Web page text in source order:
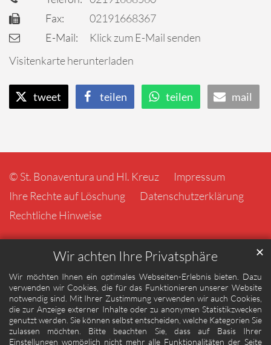
Wir achten Ihre Privatsphäre
Wir möchten Ihnen ein optimales Webseiten-Erlebnis bieten. Dazu
verwenden wir Cookies, die für das Funktionieren unserer Website
notwendig sind. Mit Ihrer Zustimmung verwenden wir auch Cookies,
die zur Anzeige externer Inhalte oder zu anonymen Statistikzwecken
genutzt werden. Sie können selbst entscheiden, welche Kategorien Sie
zulassen möchten. Bitte beachten Sie, dass auf Basis Ihrer
Einstellungen womöglich nicht mehr alle Funktionalitäten der Seite
✕
Fax:
02191668367
E-Mail:
Klick zum E-Mail senden
Visitenkarte herunterladen
tweet teilen teilen mail
© St. Bonaventura und Hl. Kreuz
Impressum
Ihre Rechte auf Löschung
Datenschutzerklärung
Rechtliche Hinweise